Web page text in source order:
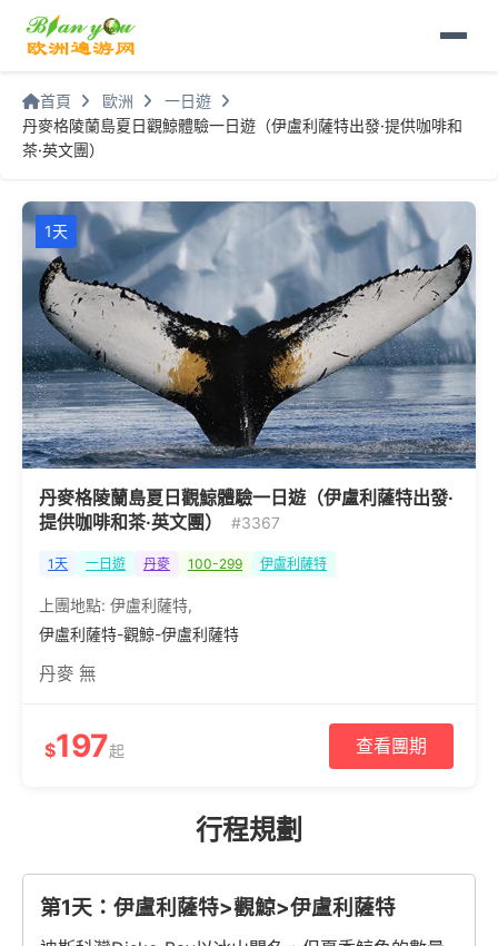
首頁 歐洲
一日遊
丹麥格陵蘭島夏日觀鯨體驗一日遊（伊盧利薩特出發·提供咖啡和
茶·英文團）
1天
丹麥格陵蘭島夏日觀鯨體驗一日遊（伊盧利薩特出發·
提供咖啡和茶·英文團）
#3367
1天 一日遊 丹麥 100-299 伊盧利薩特
上團地點: 伊盧利薩特,
伊盧利薩特-觀鯨-伊盧利薩特
丹麥 無
$197起 查看團期
行程規劃
第1天：伊盧利薩特>觀鯨>伊盧利薩特